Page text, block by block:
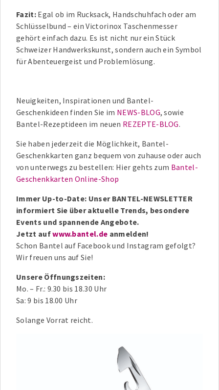
Fazit:Egal ob im Rucksack, Handschuhfach oder am
Schlüsselbund – ein Victorinox Taschenmesser
gehört einfach dazu. Es ist nicht nur ein Stück
Schweizer Handwerkskunst, sondern auch ein Symbol
für Abenteuergeist und Problemlösung.
Neuigkeiten, Inspirationen und Bantel-
Geschenkideen finden Sie im NEWS-BLOG, sowie
Bantel-Rezeptideen im neuen REZEPTE-BLOG.
Sie haben jederzeit die Möglichkeit, Bantel-
Geschenkkarten ganz bequem von zuhause oder auch
von unterwegs zu bestellen: Hier gehts zum Bantel-
Geschenkkarten Online-Shop
Immer Up-to-Date: Unser BANTEL-NEWSLETTER
informiert Sie über aktuelle Trends, besondere
Events und spannende Angebote.
Jetzt aufwww.bantel.de anmelden!
Schon Bantel auf Facebook und Instagram gefolgt?
Wir freuen uns auf Sie!
Unsere Öffnungszeiten:
Mo. – Fr.: 9.30 bis 18.30 Uhr
Sa: 9 bis 18.00 Uhr
Solange Vorrat reicht.